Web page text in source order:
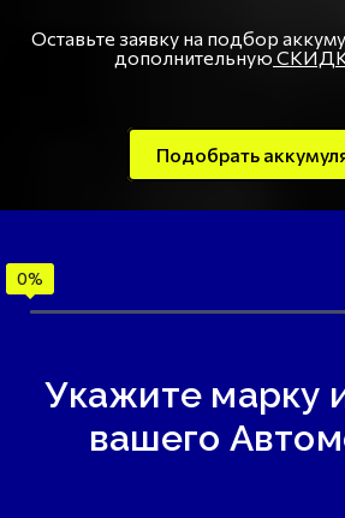
Оставьте заявку на подбор
дополнительную
Подобрать
Укажите марку
вашего